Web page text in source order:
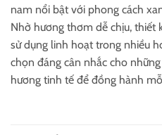
nam nổi bật với phong cách
Nhờ hương thơm dễ chịu, thiết
sử dụng linh hoạt trong nhiều
chọn đáng cân nhắc cho
hương tinh tế để đồng hành